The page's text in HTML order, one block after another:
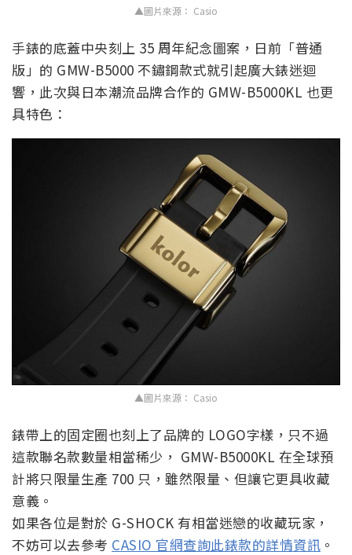
▲圖片來源： Casio
手錶的底蓋中央刻上 35 周年紀念圖案，日前「普通
版」的 GMW-B5000 不鏽鋼款式就引起廣大錶迷迴
響，此次與日本潮流品牌合作的 GMW-B5000KL 也更
具特色：
▲圖片來源： Casio
錶帶上的固定圈也刻上了品牌的 LOGO字樣，只不過
這款聯名款數量相當稀少， GMW-B5000KL 在全球預
計將只限量生產 700 只，雖然限量、但讓它更具收藏
意義。
如果各位是對於 G-SHOCK 有相當迷戀的收藏玩家，
不妨可以去參考 CASIO 官網查詢此錶款的詳情資訊 。